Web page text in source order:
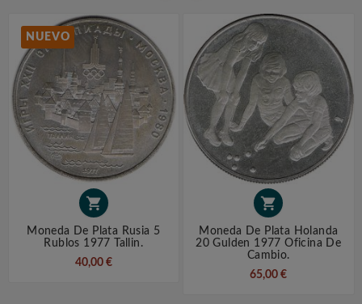
NUEVO

Moneda De Plata Rusia 5
Rublos 1977 Tallin.
40,00 €

Moneda De Plata Holanda
20 Gulden 1977 Oficina De
Cambio.
65,00 €